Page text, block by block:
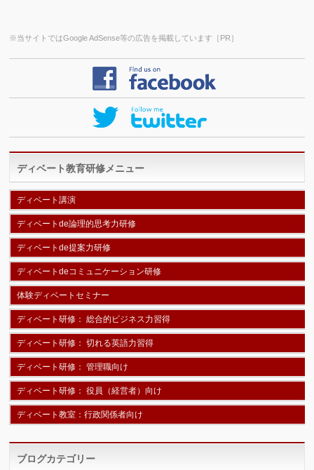
※当サイトではGoogle AdSense等の広告を掲載しています［PR］
ディベート教育研修メニュー
ディベート講演
ディベートde論理的思考力研修
ディベートde提案力研修
ディベートdeコミュニケーション研修
体験ディベートセミナー
ディベート研修： 総合的ビジネス力習得
ディベート研修： 切れる英語力習得
ディベート研修： 管理職向け
ディベート研修： 役員（経営者）向け
ディベート教室：行政関係者向け
ブログカテゴリー